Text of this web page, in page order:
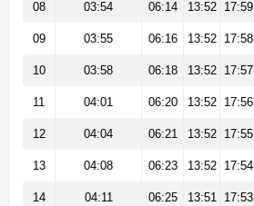
08 03:54 06:14 13:52 17:59
09 03:55 06:16 13:52 17:58
10 03:58 06:18 13:52 17:57
11 04:01 06:20 13:52 17:56
12 04:04 06:21 13:52 17:55
13 04:08 06:23 13:52 17:54
14 04:11 06:25 13:51 17:53